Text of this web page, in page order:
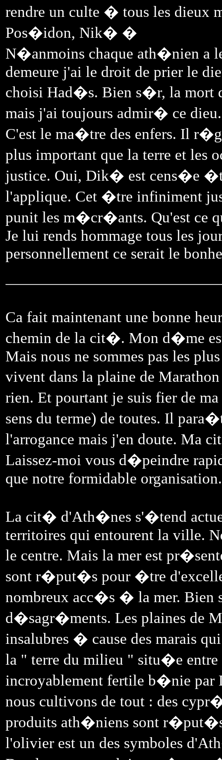
rendre un culte � tous les
Pos�idon, Nik� �
N�anmoins chaque ath�nien a
demeure j'ai le droit de prier le
choisi Had�s. Bien s�r, la mort
mais j'ai toujours admir� ce
C'est le ma�tre des enfers. Il
plus important que la terre et les
justice. Oui, Dik� est cens�e
l'applique. Cet �tre infiniment
punit les m�cr�ants. Qu'est ce
Je lui rends hommage tous les
personnellement ce serait le
Ca fait maintenant une bonne
chemin de la cit�. Mon d�me
Mais nous ne sommes pas les
vivent dans la plaine de
rien. Et pourtant je suis fier de
sens du terme) de toutes. Il
l'arrogance mais j'en doute. Ma
Laissez-moi vous d�peindre
que notre formidable organisation.
La cit� d'Ath�nes s'�tend
territoires qui entourent la ville.
le centre. Mais la mer est
sont r�put�s pour �tre
nombreux acc�s � la mer. Bien
d�sagr�ments. Les plaines de
insalubres � cause des marais
la " terre du milieu " situ�e
incroyablement fertile b�nie
nous cultivons de tout : des
produits ath�niens sont r�put�s
l'olivier est un des symboles